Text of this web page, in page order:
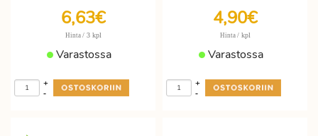
6,63€
Hinta / 3 kpl
Varastossa
-
+
4,90€
Hinta / kpl
Varastossa
-
+